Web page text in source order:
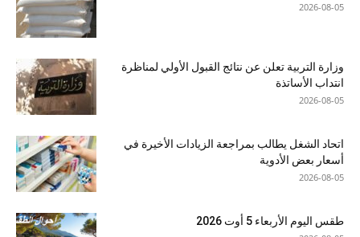
2026-08-05
وزارة التربية تعلن عن نتائج القبول الأولي لمناظرة
انتداب الأساتذة
2026-08-05
اتحاد الشغل يطالب بمراجعة الزيادات الأخيرة في
أسعار بعض الأدوية
2026-08-05
طقس اليوم الأربعاء 5 أوت 2026